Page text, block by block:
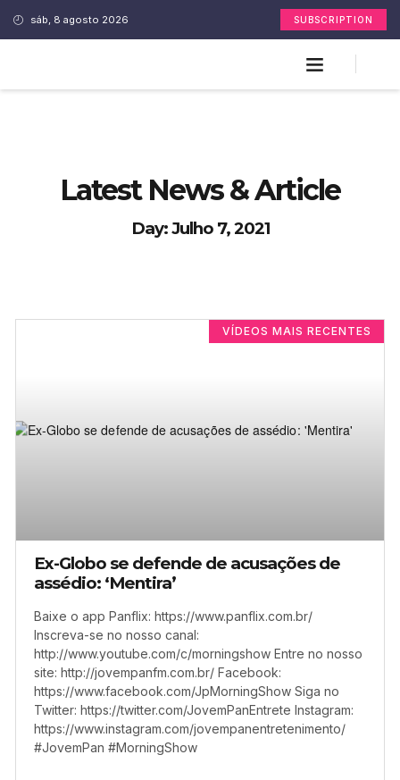
sáb, 8 agosto 2026 SUBSCRIPTION
Latest News & Article
Day: Julho 7, 2021
VÍDEOS MAIS RECENTES
Ex-Globo se defende de acusações de
assédio: ‘Mentira’
Baixe o app Panflix: https://www.panflix.com.br/
Inscreva-se no nosso canal:
http://www.youtube.com/c/morningshow Entre no nosso
site: http://jovempanfm.com.br/ Facebook:
https://www.facebook.com/JpMorningShow Siga no
Twitter: https://twitter.com/JovemPanEntrete Instagram:
https://www.instagram.com/jovempanentretenimento/
#JovemPan #MorningShow